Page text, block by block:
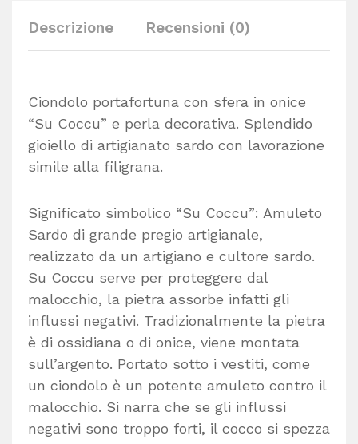
Descrizione Recensioni (0)
Ciondolo portafortuna con sfera in onice
“Su Coccu” e perla decorativa. Splendido
gioiello di artigianato sardo con lavorazione
simile alla filigrana.
Significato simbolico “Su Coccu”: Amuleto
Sardo di grande pregio artigianale,
realizzato da un artigiano e cultore sardo.
Su Coccu serve per proteggere dal
malocchio, la pietra assorbe infatti gli
influssi negativi. Tradizionalmente la pietra
è di ossidiana o di onice, viene montata
sull’argento. Portato sotto i vestiti, come
un ciondolo è un potente amuleto contro il
malocchio. Si narra che se gli influssi
negativi sono troppo forti, il cocco si spezza